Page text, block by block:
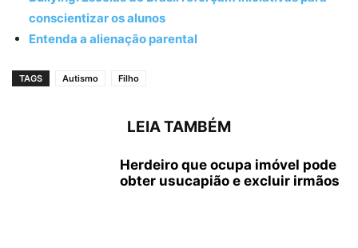
conscientizar os alunos
Entenda a alienação parental
TAGS Autismo Filho
LEIA TAMBÉM
Herdeiro que ocupa imóvel pode
obter usucapião e excluir irmãos